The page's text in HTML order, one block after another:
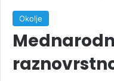
Okolje